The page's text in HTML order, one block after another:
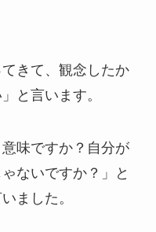
きて、観念したか
と言います。
味ですか？自分が
ないですか？」と
ました。